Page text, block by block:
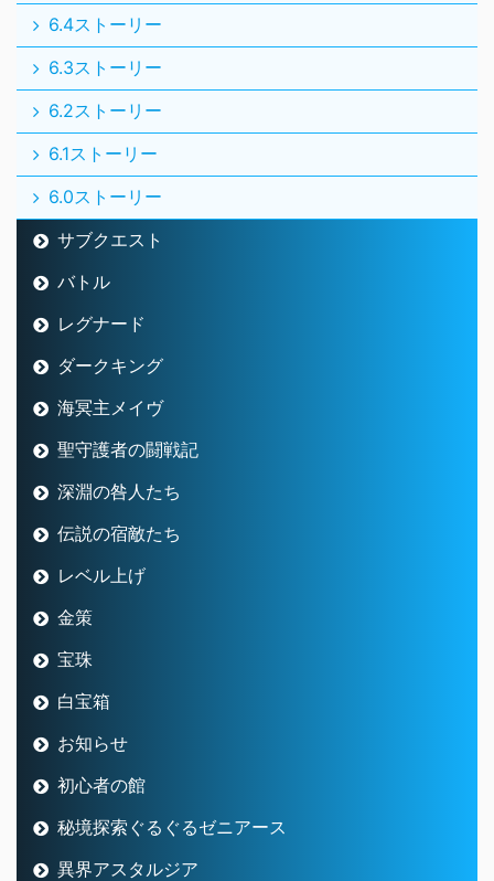
6.4ストーリー
6.3ストーリー
6.2ストーリー
6.1ストーリー
6.0ストーリー
サブクエスト
バトル
レグナード
ダークキング
海冥主メイヴ
聖守護者の闘戦記
深淵の咎人たち
伝説の宿敵たち
レベル上げ
金策
宝珠
白宝箱
お知らせ
初心者の館
秘境探索ぐるぐるゼニアース
異界アスタルジア